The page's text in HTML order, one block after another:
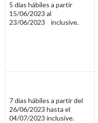
5 días hábiles a partir
15/06/2023 al
23/06/2023 inclusive.
7 días hábiles a partir del
26/06/2023 hasta el
04/07/2023 inclusive.